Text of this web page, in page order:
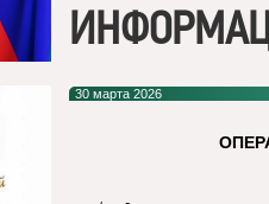
30 марта 2026